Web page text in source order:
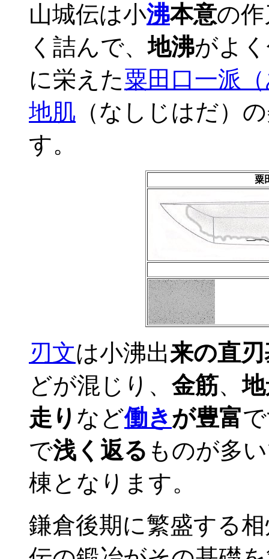
山城伝は小沸本意の
く詰んで、地沸がよ
に栄えた粟田口一派
地肌 （なしじはだ）
す。
粟
刃文は小沸出来の直
どが混じり、 金筋、
走り など働きが豊富
で浅く返る ものが多
棟となります。
鎌倉後期に繁盛する